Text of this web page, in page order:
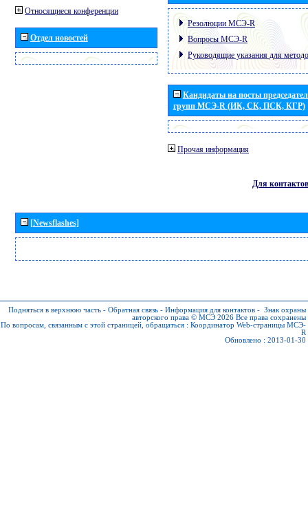
Относящиеся конференции
Отдел новостей
Резолюции МСЭ-R
Вопросы МСЭ-R
Руководящие указания для
Кандидаты на посты
групп МСЭ-R (ИК, СК, ПСК, КГР)
Прочая информация
Для контактов
[Newsflashes]
Подняться в верхнюю часть - Обратная связь - Информация для контактов - Знак охраны
авторского права © МСЭ 2026 Все права сохранены
По вопросам, связанным с этой страницей, обращаться : Координатор Web-страницы МСЭ-
R
Обновлено : 2013-01-30